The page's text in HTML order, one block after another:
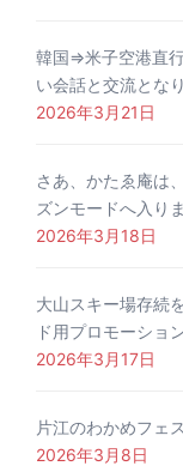
韓国⇒米子空港直
い会話と交流とな
2026年3月21日
さあ、かたゑ庵は
ズンモードへ入りま
2026年3月18日
大山スキー場存続
ド用プロモーショ
2026年3月17日
片江のわかめフェ
2026年3月8日